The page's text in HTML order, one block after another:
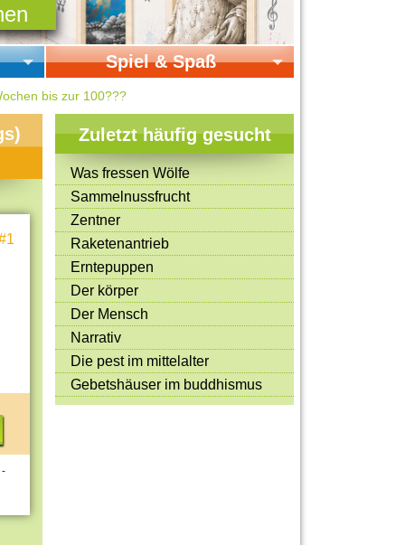
Spiel & Spaß
Startseite Spiel & Spaß
Online-Spiele
Mitmachen & Kreatives
Bücher & Filme
Quiz-Spiele
Spiele & Ideen
Jugendreporter
Rezeptideen
Game-Tests
Reisen, Events & Sport
E-Cards
bis zur 100???
-
Zuletzt häufig gesucht
Was fressen Wölfe
Sammelnussfrucht
Zentner
Raketenantrieb
Erntepuppen
Der körper
Der Mensch
Narrativ
Die pest im mittelalter
Gebetshäuser im buddhismus